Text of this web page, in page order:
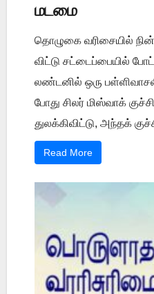
மடமை
தொழுகை வரிசையில்
விட்டு சட்டைப்பையில்
லண்டனில் ஒரு
போது சிலர் மிஸ்வாக்
துலக்கிவிட்டு, அந்தக்
Read More